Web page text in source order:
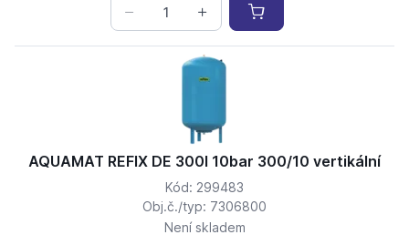
AQUAMAT REFIX DE 300l 10bar 300/10 vertikální
Kód: 299483
Obj.č./typ: 7306800
Není skladem